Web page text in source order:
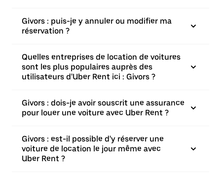
Givors : puis-je y annuler ou modifier ma
réservation ?
Quelles entreprises de location de voitures
sont les plus populaires auprès des
utilisateurs d'Uber Rent ici : Givors ?
Givors : dois-je avoir souscrit une assurance
pour louer une voiture avec Uber Rent ?
Givors : est-il possible d'y réserver une
voiture de location le jour même avec
Uber Rent ?